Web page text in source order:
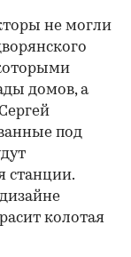
не могли
домов, а
под
станции.
колотая